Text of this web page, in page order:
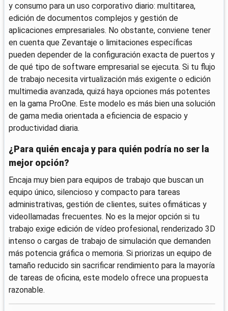
y consumo para un uso corporativo diario: multitarea,
edición de documentos complejos y gestión de
aplicaciones empresariales. No obstante, conviene tener
en cuenta que Zevantaje o limitaciones específicas
pueden depender de la configuración exacta de puertos y
de qué tipo de software empresarial se ejecuta. Si tu flujo
de trabajo necesita virtualización más exigente o edición
multimedia avanzada, quizá haya opciones más potentes
en la gama ProOne. Este modelo es más bien una solución
de gama media orientada a eficiencia de espacio y
productividad diaria.
¿Para quién encaja y para quién podría no ser la
mejor opción?
Encaja muy bien para equipos de trabajo que buscan un
equipo único, silencioso y compacto para tareas
administrativas, gestión de clientes, suites ofimáticas y
videollamadas frecuentes. No es la mejor opción si tu
trabajo exige edición de vídeo profesional, renderizado 3D
intenso o cargas de trabajo de simulación que demanden
más potencia gráfica o memoria. Si priorizas un equipo de
tamaño reducido sin sacrificar rendimiento para la mayoría
de tareas de oficina, este modelo ofrece una propuesta
razonable.